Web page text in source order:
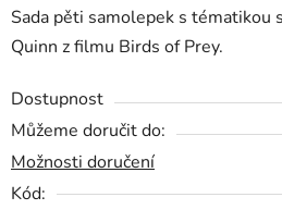
Sada pěti samolepek s tématikou
Quinn z filmu Birds of Prey.
Dostupnost
Můžeme doručit do:
Možnosti doručení
Kód: